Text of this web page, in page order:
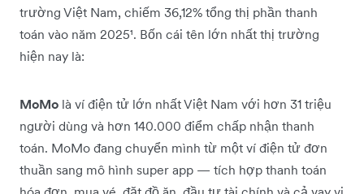
trường Việt Nam, chiếm 36,12% tổng thị phần thanh
toán vào năm 2025¹. Bốn cái tên lớn nhất thị trường
hiện nay là:
MoMo là ví điện tử lớn nhất Việt Nam với hơn 31 triệu
người dùng và hơn 140.000 điểm chấp nhận thanh
toán. MoMo đang chuyển mình từ một ví điện tử đơn
thuần sang mô hình super app — tích hợp thanh toán